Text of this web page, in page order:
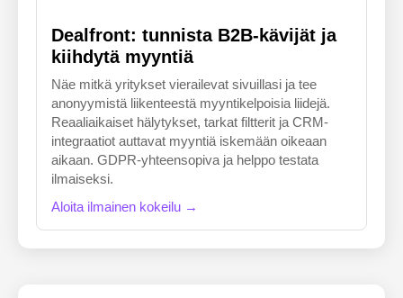
Dealfront: tunnista B2B-kävijät ja
kiihdytä myyntiä
Näe mitkä yritykset vierailevat sivuillasi ja tee
anonyymistä liikenteestä myyntikelpoisia liidejä.
Reaaliaikaiset hälytykset, tarkat filtterit ja CRM-
integraatiot auttavat myyntiä iskemään oikeaan
aikaan. GDPR-yhteensopiva ja helppo testata
ilmaiseksi.
Aloita ilmainen kokeilu →